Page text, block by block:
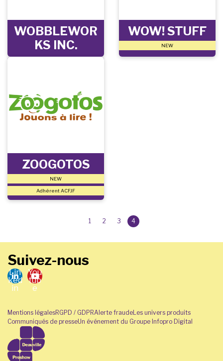
WOBBLEWOR
KS INC.
WOW! STUFF
NEW
ZOOGOTOS
NEW
Adhérent ACFJF
1 2 3 4
Suivez-nous
Lin
ked
in
You
tub
e
Mentions légalesRGPD / GDPRAlerte fraude Les univers produits
Communiqués de presseUn événement du Groupe Infopro Digital